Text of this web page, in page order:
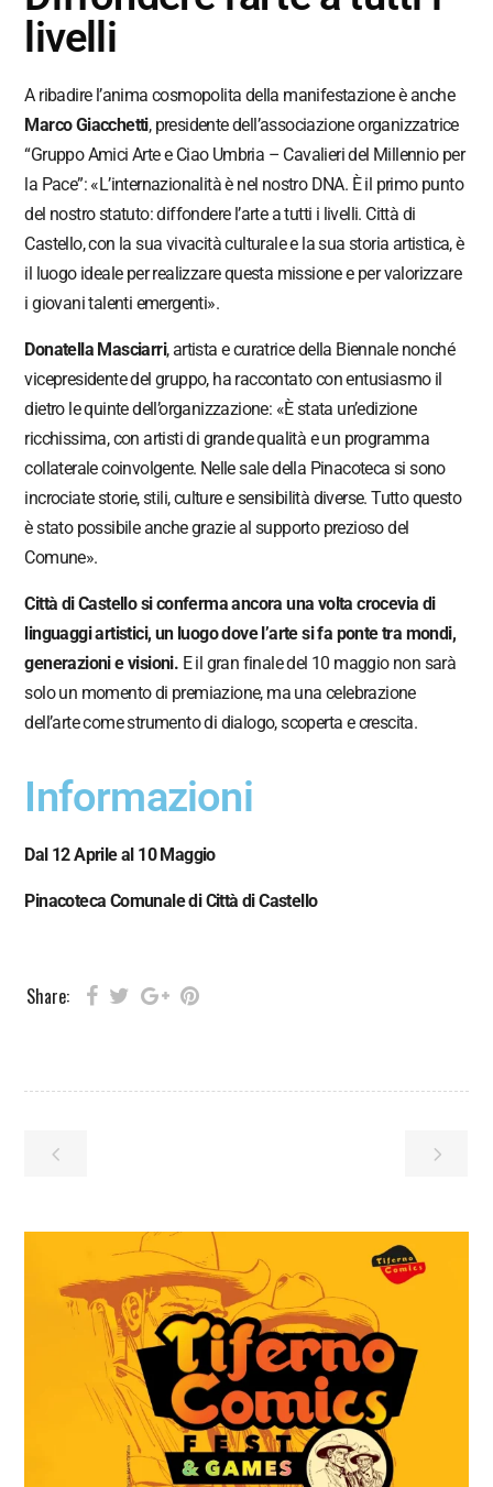
livelli
A ribadire l’anima cosmopolita della manifestazione è anche
Marco Giacchetti, presidente dell’associazione organizzatrice
“Gruppo Amici Arte e Ciao Umbria – Cavalieri del Millennio per
la Pace”: «L’internazionalità è nel nostro DNA. È il primo punto
del nostro statuto: diffondere l’arte a tutti i livelli. Città di
Castello, con la sua vivacità culturale e la sua storia artistica, è
il luogo ideale per realizzare questa missione e per valorizzare
i giovani talenti emergenti».
Donatella Masciarri, artista e curatrice della Biennale nonché
vicepresidente del gruppo, ha raccontato con entusiasmo il
dietro le quinte dell’organizzazione: «È stata un’edizione
ricchissima, con artisti di grande qualità e un programma
collaterale coinvolgente. Nelle sale della Pinacoteca si sono
incrociate storie, stili, culture e sensibilità diverse. Tutto questo
è stato possibile anche grazie al supporto prezioso del
Comune».
Città di Castello si conferma ancora una volta crocevia di
linguaggi artistici, un luogo dove l’arte si fa ponte tra mondi,
generazioni e visioni. E il gran finale del 10 maggio non sarà
solo un momento di premiazione, ma una celebrazione
dell’arte come strumento di dialogo, scoperta e crescita.
Informazioni
Dal 12 Aprile al 10 Maggio
Pinacoteca Comunale di Città di Castello
Share: